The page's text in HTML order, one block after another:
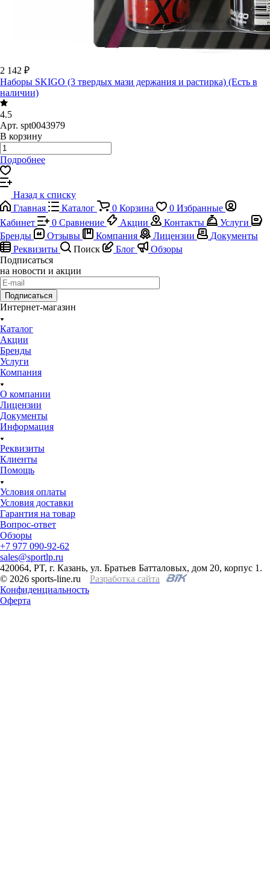
2 142 ₽
Наборы SKIGO (3 твердых мази держания и растирка) (Есть в
наличии)
4.5
Арт. spt0043979
В корзину
Подробнее
Назад к списку
Главная
Каталог 0 Корзина 0 Избранные
Кабинет
0 Сравнение Акции Контакты
Услуги
Бренды
Отзывы Компания Лицензии
Документы
Реквизиты
Поиск Блог
Обзоры
Подписаться
на новости и акции
Подписаться
Интернет-магазин
Каталог
Акции
Бренды
Услуги
Компания
О компании
Лицензии
Документы
Информация
Реквизиты
Клиенты
Помощь
Условия оплаты
Условия доставки
Гарантия на товар
Вопрос-ответ
Обзоры
+7 977 090-92-62
sales@sportlp.ru
420064, PT, г. Казань, ул. Братьев Батталовых, дом 20, корпус 1.
© 2026 sports-line.ru
Разработка сайта
Конфиденциальность
Оферта